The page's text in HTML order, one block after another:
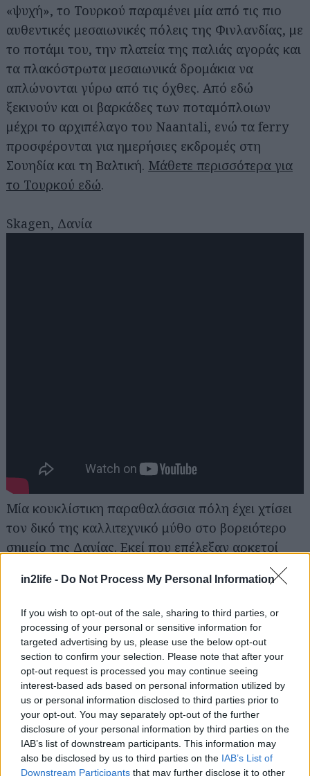
in2life - Do Not Process My Personal Information
If you wish to opt-out of the sale, sharing to third parties, or
processing of your personal or sensitive information for
targeted advertising by us, please use the below opt-out
section to confirm your selection. Please note that after your
opt-out request is processed you may continue seeing
interest-based ads based on personal information utilized by
us or personal information disclosed to third parties prior to
your opt-out. You may separately opt-out of the further
disclosure of your personal information by third parties on the
IAB’s list of downstream participants. This information may
also be disclosed by us to third parties on the IAB’s List of
Downstream Participants that may further disclose it to other
«ψυχή», το Τουρκού παραμένει μία από τις πιο
αυθεντικές μεσαιωνικές πόλεις της Φινλανδίας, με
το ποτάμι του, την πλατεία της παλιάς αγοράς και
τα πλακόστρωτα μεσαιωνικά δρομάκια να
απλώνονται γύρω από τις όχθες. Από εδώ
ξεκινούν και οι βαρκάδες των ποταμόπλοιων
μέχρι το αρχιπέλαγο του Naantali, ενώ τα ferry
προσφέρονται για ημερήσιες εκδρομές στη
Σουηδία και τη Βαλτική. Μάθετε περισσότερα για
το Τουρκού εδώ.
Skagen, Δανία
Μία κουκλίστικη παραθαλάσσια πόλη έχει χτίσει
τον δικό της καλλιτεχνικό μύθο στο βορειότερο
σημείο της Δανίας. Εκεί που επέλεξαν αρκετοί
καλλιτέχνες της χώρας να βρουν καταφύγιο, αλλά
και της υπόλοιπης Ευρώπης να κάνουν τις
σήμερα έναν μεγάλο αριθμό από ενδιαφέρουσες
γκαλερί τέχνης και μουσεία. Το γραφικό λιμάνι
της πόλης παραμένει η «καρδιά» της, εκεί όπου
μπορεί κανείς να βολτάρει στην ψαραγορά και να
δοκιμάσει φρέσκο ψάρι στα παραθαλάσσια
εστιατόρια και τις μπυραρίες. Όσο καλοκαιριάζει,
η ζωή μεταφέρεται στα παράλια, στις λευκότερες
του λευκού αμμουδιές του Skagen.Μάθετε